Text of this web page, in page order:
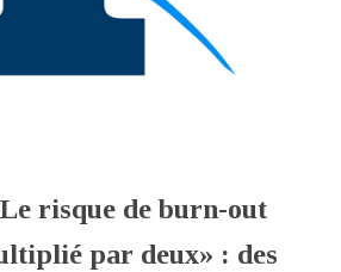
risque de burn-out
par deux» : des